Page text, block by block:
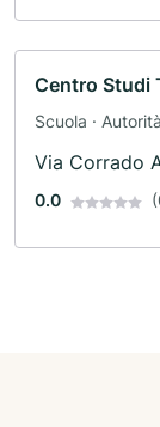
Centro Studi
Scuola · Autorità
Via Corrado
0.0